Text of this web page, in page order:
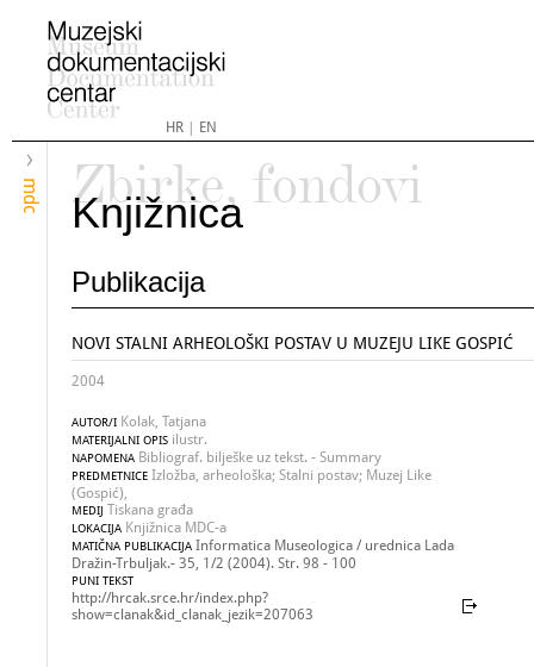
HR| EN
mdc
Zbirke, fondovi
Knjižnica
Publikacija
NOVI STALNI ARHEOLOŠKI POSTAV U MUZEJU LIKE GOSPIĆ
2004
AUTOR/I Kolak, Tatjana
MATERIJALNI OPIS ilustr.
NAPOMENA Bibliograf. bilješke uz tekst. - Summary
PREDMETNICE Izložba, arheološka; Stalni postav; Muzej Like
(Gospić),
MEDIJ Tiskana građa
LOKACIJA Knjižnica MDC-a
MATIČNA PUBLIKACIJA Informatica Museologica / urednica Lada
Dražin-Trbuljak.- 35, 1/2 (2004). Str. 98 - 100
PUNI TEKST
http://hrcak.srce.hr/index.php?
show=clanak&id_clanak_jezik=207063